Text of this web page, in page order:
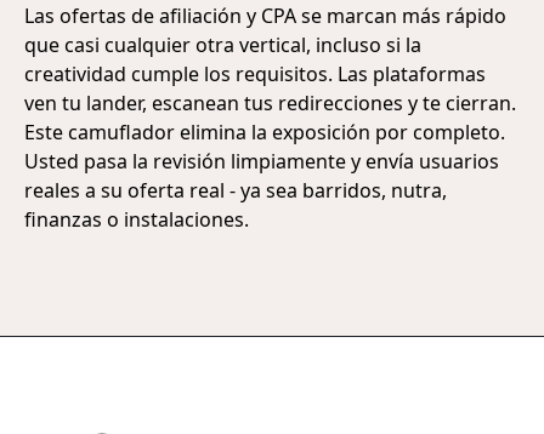
Las ofertas de afiliación y CPA se marcan más rápido
que casi cualquier otra vertical, incluso si la
creatividad cumple los requisitos. Las plataformas
ven tu lander, escanean tus redirecciones y te cierran.
Este camuflador elimina la exposición por completo.
Usted pasa la revisión limpiamente y envía usuarios
reales a su oferta real - ya sea barridos, nutra,
finanzas o instalaciones.